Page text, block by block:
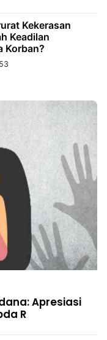
Kekerasan
Keadilan
Korban?
Apresiasi
R